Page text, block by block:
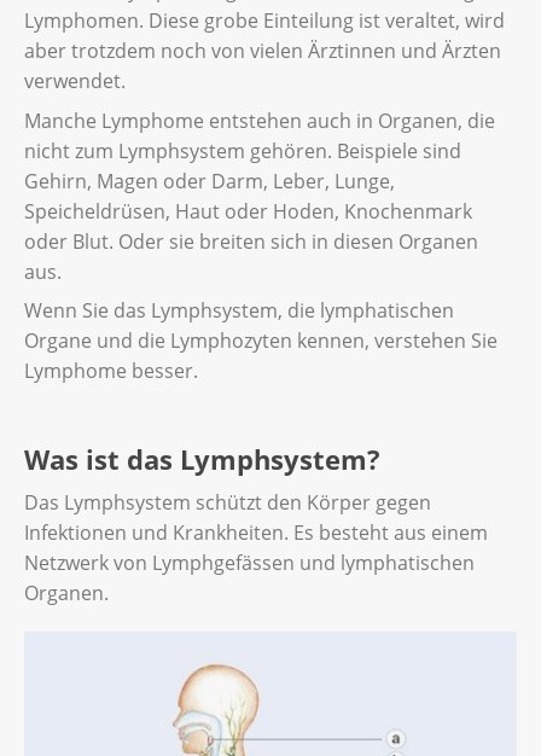
Lymphomen. Diese grobe Einteilung ist veraltet, wird
aber trotzdem noch von vielen Ärztinnen und Ärzten
verwendet.
Manche Lymphome entstehen auch in Organen, die
nicht zum Lymphsystem gehören. Beispiele sind
Gehirn, Magen oder Darm, Leber, Lunge,
Speicheldrüsen, Haut oder Hoden, Knochenmark
oder Blut. Oder sie breiten sich in diesen Organen
aus.
Wenn Sie das Lymphsystem, die lymphatischen
Organe und die Lymphozyten kennen, verstehen Sie
Lymphome besser.
Was ist das Lymphsystem?
Das Lymphsystem schützt den Körper gegen
Infektionen und Krankheiten. Es besteht aus einem
Netzwerk von Lymphgefässen und lymphatischen
Organen.